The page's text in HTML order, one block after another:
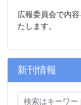
広報委員会で内
たします。
新刊情報